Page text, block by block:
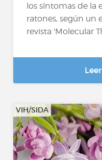
los síntomas de la
ratones, según un
revista 'Molecular
VIH/SIDA